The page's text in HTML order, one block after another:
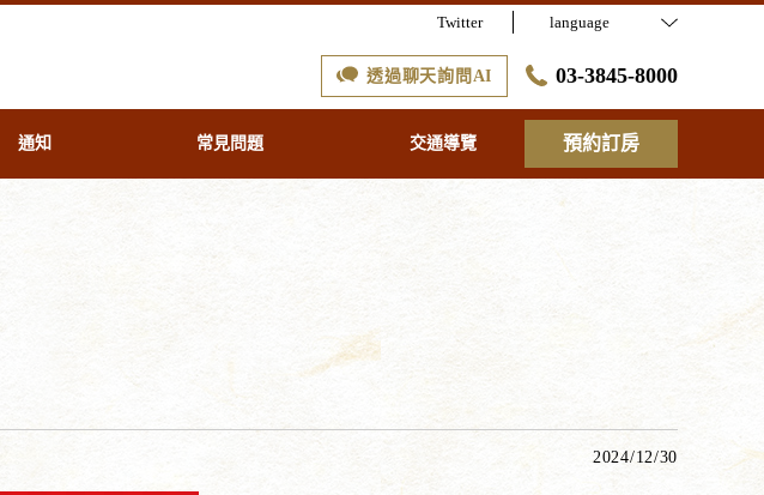
Twitter language
透過聊天詢問AI 03-3845-8000
通知 常見問題 交通導覽 預約訂房
2024/12/30